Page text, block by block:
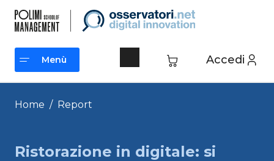
contenuto
Accedi
Menù
Menù
Home / Report
Ristorazione in digitale: si